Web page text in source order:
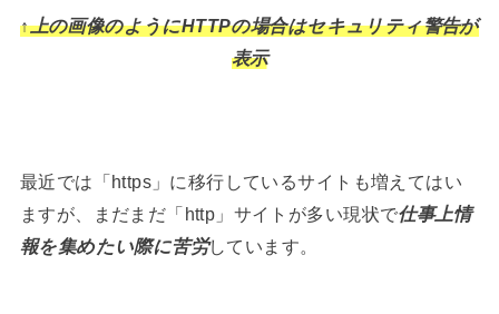
↑上の画像のようにHTTPの場合はセキュリティ警告が
表示
最近では「https」に移行しているサイトも増えてはい
ますが、まだまだ「http」サイトが多い現状で仕事上情
報を集めたい際に苦労しています。